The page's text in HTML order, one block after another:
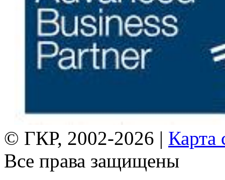
© ГКР, 2002-2026 | Карта
Все права защищены